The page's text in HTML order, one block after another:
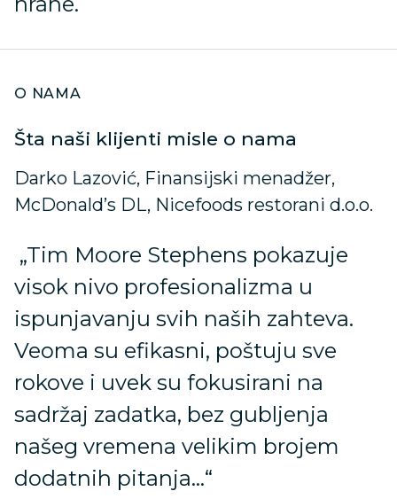
O NAMA
Šta naši klijenti misle o nama
Darko Lazović, Finansijski menadžer,
McDonald’s DL, Nicefoods restorani d.o.o.
„Tim Moore Stephens pokazuje
visok nivo profesionalizma u
ispunjavanju svih naših zahteva.
Veoma su efikasni, poštuju sve
rokove i uvek su fokusirani na
sadržaj zadatka, bez gubljenja
našeg vremena velikim brojem
dodatnih pitanja…“